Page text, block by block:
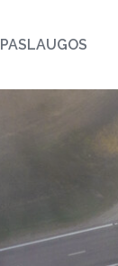
PASLAUGOS